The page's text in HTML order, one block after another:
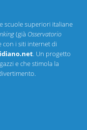
scuole superiori italiane
(già Osservatorio
con i siti internet di
. Un progetto
e che stimola la